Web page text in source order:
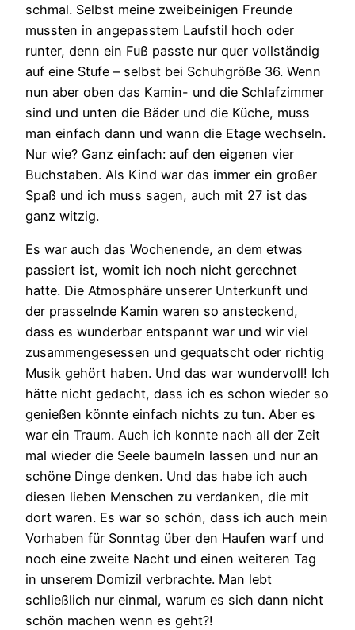
schmal. Selbst meine zweibeinigen Freunde
mussten in angepasstem Laufstil hoch oder
runter, denn ein Fuß passte nur quer vollständig
auf eine Stufe – selbst bei Schuhgröße 36. Wenn
nun aber oben das Kamin- und die Schlafzimmer
sind und unten die Bäder und die Küche, muss
man einfach dann und wann die Etage wechseln.
Nur wie? Ganz einfach: auf den eigenen vier
Buchstaben. Als Kind war das immer ein großer
Spaß und ich muss sagen, auch mit 27 ist das
ganz witzig.
Es war auch das Wochenende, an dem etwas
passiert ist, womit ich noch nicht gerechnet
hatte. Die Atmosphäre unserer Unterkunft und
der prasselnde Kamin waren so ansteckend,
dass es wunderbar entspannt war und wir viel
zusammengesessen und gequatscht oder richtig
Musik gehört haben. Und das war wundervoll! Ich
hätte nicht gedacht, dass ich es schon wieder so
genießen könnte einfach nichts zu tun. Aber es
war ein Traum. Auch ich konnte nach all der Zeit
mal wieder die Seele baumeln lassen und nur an
schöne Dinge denken. Und das habe ich auch
diesen lieben Menschen zu verdanken, die mit
dort waren. Es war so schön, dass ich auch mein
Vorhaben für Sonntag über den Haufen warf und
noch eine zweite Nacht und einen weiteren Tag
in unserem Domizil verbrachte. Man lebt
schließlich nur einmal, warum es sich dann nicht
schön machen wenn es geht?!